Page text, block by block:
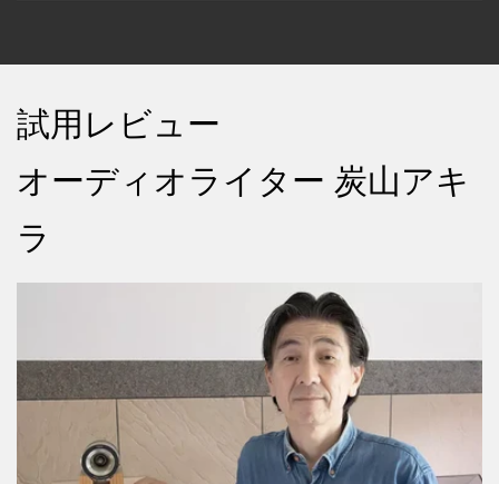
試用レビュー
オーディオライター 炭山アキ
ラ